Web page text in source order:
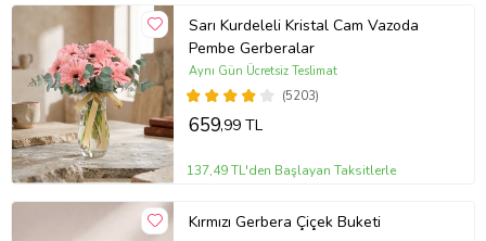
Sarı Kurdeleli Kristal Cam Vazoda
Pembe Gerberalar
(5203)
Aynı Gün Ücretsiz Teslimat
659,99 TL
137,49 TL'den Başlayan Taksitlerle
Kırmızı Gerbera Çiçek Buketi